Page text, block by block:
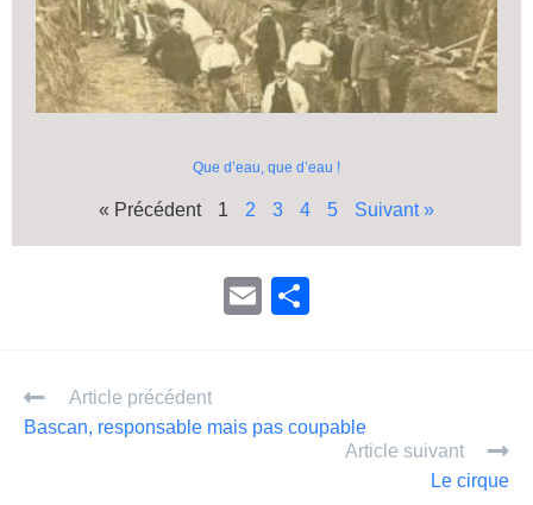
Que d’eau, que d’eau !
« Précédent 1 2 3 4 5 Suivant »
E
er
Article précédent
Bascan, responsable mais pas coupable
Article suivant
Le cirque